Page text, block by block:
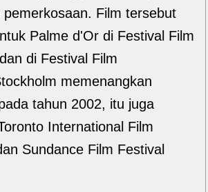
pemerkosaan. Film tersebut
Palme d'Or di Festival Film
di Festival Film
memenangkan
tahun 2002, itu juga
International Film
Sundance Film Festival